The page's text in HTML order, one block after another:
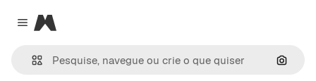
Close menu
Magnific